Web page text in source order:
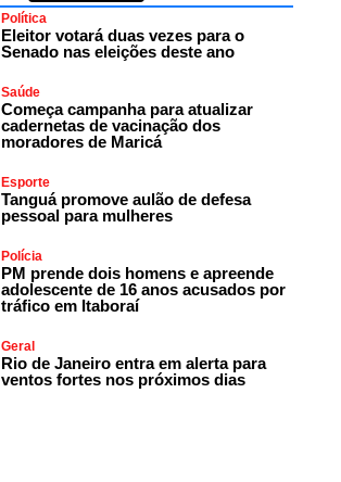
Política
Eleitor votará duas vezes para o
Senado nas eleições deste ano
Saúde
Começa campanha para atualizar
cadernetas de vacinação dos
moradores de Maricá
Esporte
Tanguá promove aulão de defesa
pessoal para mulheres
Polícia
PM prende dois homens e apreende
adolescente de 16 anos acusados por
tráfico em Itaboraí
Geral
Rio de Janeiro entra em alerta para
ventos fortes nos próximos dias